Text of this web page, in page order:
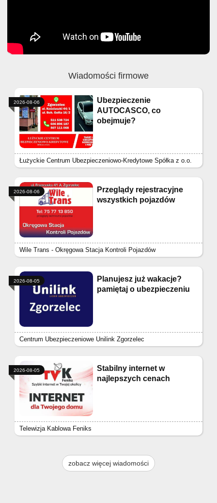
Wiadomości firmowe
Ubezpieczenie
AUTOCASCO, co
obejmuje?
Łużyckie Centrum Ubezpieczeniowo-Kredytowe Spółka z o.o.
2026-08-06
Przeglądy rejestracyjne
wszystkich pojazdów
Wile Trans - Okręgowa Stacja Kontroli Pojazdów
2026-08-06
Planujesz już wakacje?
pamiętaj o ubezpieczeniu
Centrum Ubezpieczeniowe Unilink Zgorzelec
2026-08-05
Stabilny internet w
najlepszych cenach
Telewizja Kablowa Feniks
2026-08-05
zobacz więcej wiadomości